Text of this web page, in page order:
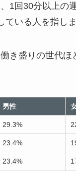
1回30分以上の
ている人を指しま
き盛りの世代ほ
男性
29.3%
23.4%
23.4%